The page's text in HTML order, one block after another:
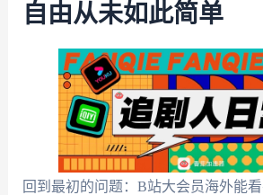
自由从未如此简单
回到最初的问题：B站大会员海外能